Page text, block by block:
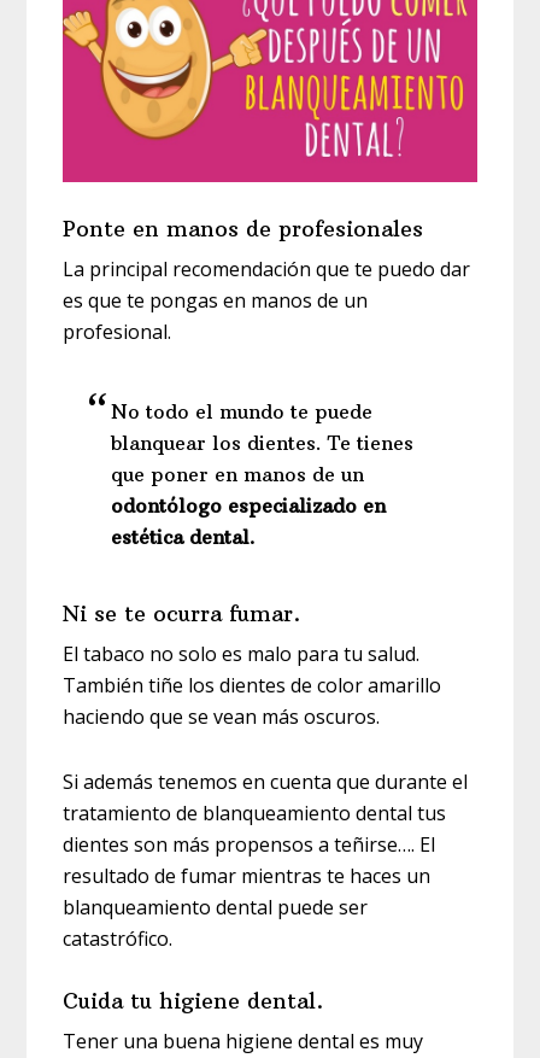
Ponte en manos de profesionales
La principal recomendación que te puedo dar
es que te pongas en manos de un
profesional.
No todo el mundo te puede
blanquear los dientes. Te tienes
que poner en manos de un
odontólogo especializado en
estética dental.
Ni se te ocurra fumar.
El tabaco no solo es malo para tu salud.
También tiñe los dientes de color amarillo
haciendo que se vean más oscuros.
Si además tenemos en cuenta que durante el
tratamiento de blanqueamiento dental tus
dientes son más propensos a teñirse…. El
resultado de fumar mientras te haces un
blanqueamiento dental puede ser
catastrófico.
Cuida tu higiene dental.
Tener una buena higiene dental es muy